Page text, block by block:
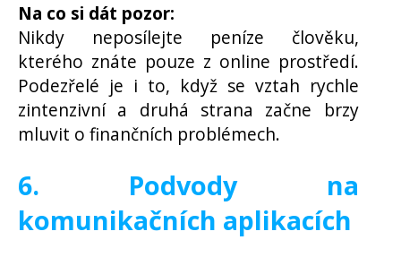
Na co si dát pozor:
Nikdy neposílejte peníze člověku,
kterého znáte pouze z online prostředí.
Podezřelé je i to, když se vztah rychle
zintenzivní a druhá strana začne brzy
mluvit o finančních problémech.
6. Podvody na
komunikačních aplikacích